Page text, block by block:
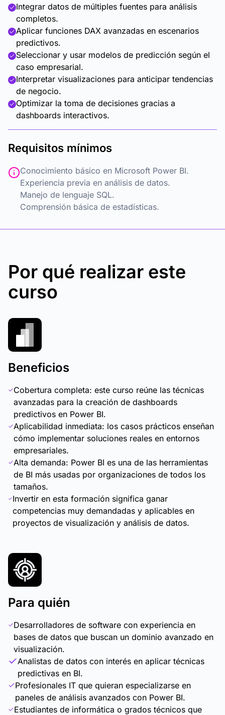
Integrar datos de múltiples fuentes para análisis
completos.
Aplicar funciones DAX avanzadas en escenarios
predictivos.
Seleccionar y usar modelos de predicción según el
caso empresarial.
Interpretar visualizaciones para anticipar tendencias
de negocio.
Optimizar la toma de decisiones gracias a
dashboards interactivos.
Requisitos mínimos
Conocimiento básico en Microsoft Power BI.
Experiencia previa en análisis de datos.
Manejo de lenguaje SQL.
Comprensión básica de estadísticas.
Por qué realizar este
curso
Beneficios
Cobertura completa: este curso reúne las técnicas
avanzadas para la creación de dashboards
predictivos en Power BI.
Aplicabilidad inmediata: los casos prácticos enseñan
cómo implementar soluciones reales en entornos
empresariales.
Alta demanda: Power BI es una de las herramientas
de BI más usadas por organizaciones de todos los
tamaños.
Invertir en esta formación significa ganar
competencias muy demandadas y aplicables en
proyectos de visualización y análisis de datos.
Para quién
Desarrolladores de software con experiencia en
bases de datos que buscan un dominio avanzado en
visualización.
Analistas de datos con interés en aplicar técnicas
predictivas en BI.
Profesionales IT que quieran especializarse en
paneles de análisis avanzados con Power BI.
Estudiantes de informática o grados técnicos que